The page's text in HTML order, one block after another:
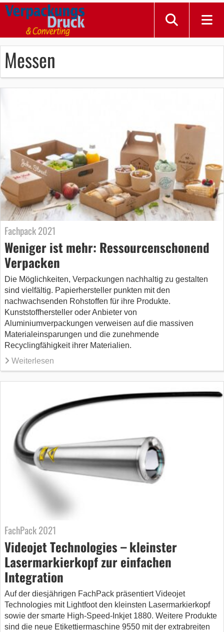
Messen
Fachpack 2021
Weniger ist mehr: Ressourcenschonend
Verpacken
Die Möglichkeiten, Verpackungen nachhaltig zu gestalten
sind vielfältig. Papierhersteller punkten mit den
nachwachsenden Rohstoffen für ihre Produkte.
Kunststoffhersteller oder Anbieter von
Aluminiumverpackungen verweisen auf die massiven
Materialeinsparungen und die zunehmende
Recyclingfähigkeit ihrer Materialien.
Weiterlesen
FachPack 2021
Videojet Technologies – kleinster
Lasermarkierkopf zur einfachen
Integration
Auf der diesjährigen FachPack präsentiert Videojet
Technologies mit Lightfoot den kleinsten Lasermarkierkopf
sowie der smarte High-Speed-Inkjet 1880. Weitere Produkte
sind die neue Etikettiermaschine 9550 mit der extrabreiten